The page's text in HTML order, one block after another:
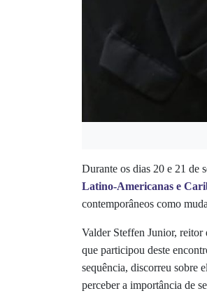
Durante os dias 20 e 21 de
Latino-Americanas e
contemporâneos como
Valder Steffen Junior,
que participou deste
sequência, discorreu sobre
perceber a importância de